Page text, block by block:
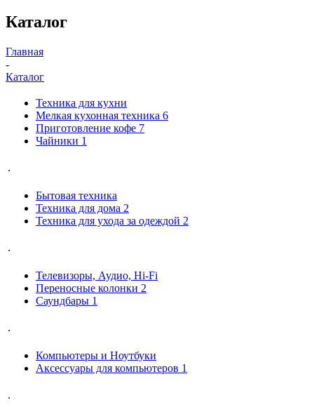
Каталог
Главная
-
Каталог
Техника для кухни
Мелкая кухонная техника 6
Приготовление кофе 7
Чайники 1
.
Бытовая техника
Техника для дома 2
Техника для ухода за одеждой 2
.
Телевизоры, Аудио, Hi-Fi
Переносные колонки 2
Саундбары 1
.
Компьютеры и Ноутбуки
Аксессуары для компьютеров 1
.